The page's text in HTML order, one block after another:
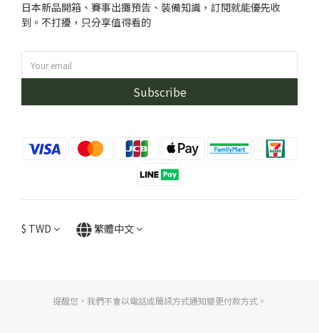
日本新品開箱、賽事出攤預告、裝備知識，訂閱就能優先收
到。不打擾，只分享值得看的
Subscribe
$ TWD 繁體中文
提醒您，我們不會以電話或簡訊方式通知變更付款方式。